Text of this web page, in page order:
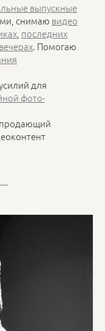
выпускные
снимаю видео
последних
. Помогаю
для
фото-